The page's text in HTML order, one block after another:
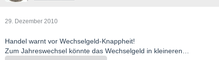
29. Dezember 2010
Handel warnt vor Wechselgeld-Knappheit!
Zum Jahreswechsel könnte das Wechselgeld in kleineren…